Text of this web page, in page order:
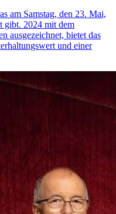
am Samstag, den 23. Mai,
gibt. 2024 mit dem
ausgezeichnet, bietet das
und einer